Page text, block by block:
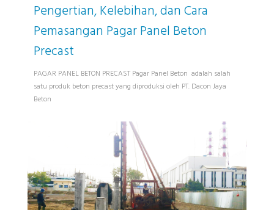
Pengertian, Kelebihan, dan Cara
Pemasangan Pagar Panel Beton
Precast
PAGAR PANEL BETON PRECAST Pagar Panel Beton adalah salah
satu produk beton precast yang diproduksi oleh PT. Dacon Jaya
Beton